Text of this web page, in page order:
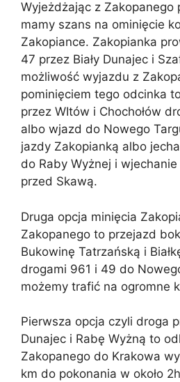
Wyjeżdżając z Zakopanego
mamy szans na ominięcie
Zakopiance. Zakopianka
47 przez Biały Dunajec i
możliwość wyjazdu z
pominięciem tego odcinka
przez WItów i Chochołów
albo wjazd do Nowego
jazdy Zakopianką albo
do Raby Wyżnej i
przed Skawą.
Druga opcja minięcia
Zakopanego to przejazd
Bukowinę Tatrzańską i
drogami 961 i 49 do
możemy trafić na ogromne
Pierwsza opcja czyli droga
Dunajec i Rabę Wyżną to
Zakopanego do Krakowa
km do pokonania w około